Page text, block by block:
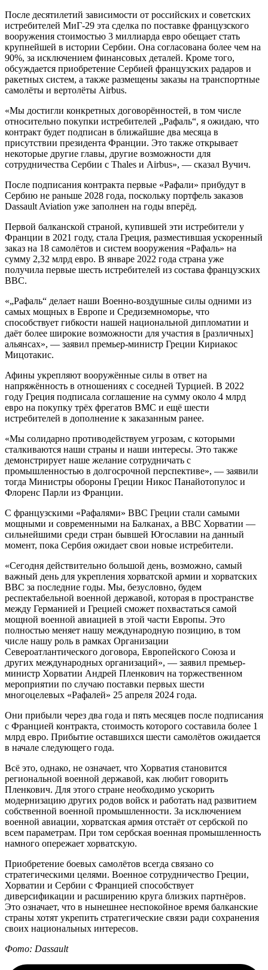
После десятилетий зависимости от российских и советских
истребителей МиГ-29 эта сделка по поставке французского
вооружения стоимостью 3 миллиарда евро обещает стать
крупнейшей в истории Сербии. Она согласована более чем на
90%, за исключением финансовых деталей. Кроме того,
обсуждается приобретение Сербией французских радаров и
ракетных систем, а также размещены заказы на транспортные
самолёты и вертолёты Airbus.
«Мы достигли конкретных договорённостей, в том числе
относительно покупки истребителей „Рафаль“, я ожидаю, что
контракт будет подписан в ближайшие два месяца в
присутствии президента Франции. Это также открывает
некоторые другие главы, другие возможности для
сотрудничества Сербии с Thales и Airbus», — сказал Вучич.
После подписания контракта первые «Рафали» прибудут в
Сербию не раньше 2028 года, поскольку портфель заказов
Dassault Aviation уже заполнен на годы вперёд.
Первой балканской страной, купившей эти истребители у
Франции в 2021 году, стала Греция, разместившая ускоренный
заказ на 18 самолётов и систем вооружения «Рафаль» на
сумму 2,32 млрд евро. В январе 2022 года страна уже
получила первые шесть истребителей из состава французских
ВВС.
«„Рафаль“ делает наши Военно-воздушные силы одними из
самых мощных в Европе и Средиземноморье, что
способствует гибкости нашей национальной дипломатии и
даёт более широкие возможности для участия в [различных]
альянсах», — заявил премьер-министр Греции Кириакос
Мицотакис.
Афины укрепляют вооружённые силы в ответ на
напряжённость в отношениях с соседней Турцией. В 2022
году Греция подписала соглашение на сумму около 4 млрд
евро на покупку трёх фрегатов ВМС и ещё шести
истребителей в дополнение к заказанным ранее.
«Мы солидарно противодействуем угрозам, с которыми
сталкиваются наши страны и наши интересы. Это также
демонстрирует наше желание сотрудничать с
промышленностью в долгосрочной перспективе», — заявили
тогда Министры обороны Греции Никос Панайотопулос и
Флоренс Парли из Франции.
С французскими «Рафалями» ВВС Греции стали самыми
мощными и современными на Балканах, а ВВС Хорватии —
сильнейшими среди стран бывшей Югославии на данный
момент, пока Сербия ожидает свои новые истребители.
«Сегодня действительно большой день, возможно, самый
важный день для укрепления хорватской армии и хорватских
ВВС за последние годы. Мы, безусловно, будем
респектабельной военной державой, которая в пространстве
между Германией и Грецией сможет похвастаться самой
мощной военной авиацией в этой части Европы. Это
полностью меняет нашу международную позицию, в том
числе нашу роль в рамках Организации
Североатлантического договора, Европейского Союза и
других международных организаций», — заявил премьер-
министр Хорватии Андрей Пленкович на торжественном
мероприятии по случаю поставки первых шести
многоцелевых «Рафалей» 25 апреля 2024 года.
Они прибыли через два года и пять месяцев после подписания
с Францией контракта, стоимость которого составила более 1
млрд евро. Прибытие оставшихся шести самолётов ожидается
в начале следующего года.
Всё это, однако, не означает, что Хорватия становится
региональной военной державой, как любит говорить
Пленкович. Для этого стране необходимо ускорить
модернизацию других родов войск и работать над развитием
собственной военной промышленности. За исключением
военной авиации, хорватская армия отстаёт от сербской по
всем параметрам. При том сербская военная промышленность
намного опережает хорватскую.
Приобретение боевых самолётов всегда связано со
стратегическими целями. Военное сотрудничество Греции,
Хорватии и Сербии с Францией способствует
диверсификации и расширению круга близких партнёров.
Это означает, что в нынешнее неспокойное время балканские
страны хотят укрепить стратегические связи ради сохранения
своих национальных интересов.
Фото: Dassault